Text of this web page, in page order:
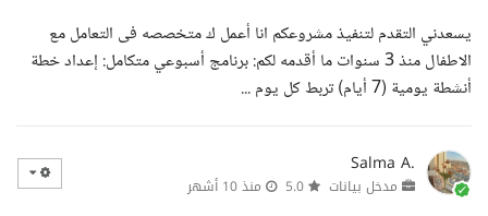
يسعدني التقدم لتنفيذ مشروعكم انا أعمل ك متخصصه فى التعامل مع
الاطفال منذ 3 سنوات ما أقدمه لكم: برنامج أسبوعي متكامل: إعداد خطة
أنشطة يومية (7 أيام) تربط كل يوم ...
Salma A.
مدخل بيانات منذ 10 أشهر